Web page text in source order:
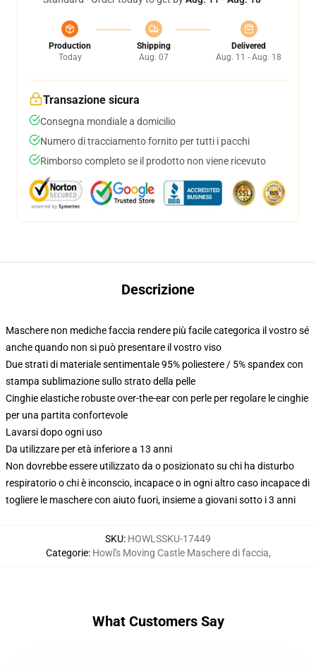
Production
Today
Shipping
Aug. 07
Delivered
Aug. 11 - Aug. 18
Transazione sicura
Consegna mondiale a domicilio
Numero di tracciamento fornito per tutti i pacchi
Rimborso completo se il prodotto non viene ricevuto
Descrizione
Maschere non mediche faccia rendere più facile categorica il vostro sé
anche quando non si può presentare il vostro viso
Due strati di materiale sentimentale 95% poliestere / 5% spandex con
stampa sublimazione sullo strato della pelle
Cinghie elastiche robuste over-the-ear con perle per regolare le cinghie
per una partita confortevole
Lavarsi dopo ogni uso
Da utilizzare per età inferiore a 13 anni
Non dovrebbe essere utilizzato da o posizionato su chi ha disturbo
respiratorio o chi è inconscio, incapace o in ogni altro caso incapace di
togliere le maschere con aiuto fuori, insieme a giovani sotto i 3 anni
SKU: HOWLSSKU-17449
Categorie: Howl's Moving Castle Maschere di faccia,
What Customers Say